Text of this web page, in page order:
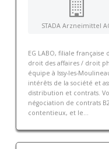
STADA Arzneimittel
EG LABO, filiale française
droit des affaires / droit
équipe à Issy-les-
intérêts de la société et
distribution et contrats.
négociation de contrats
contentieux, et le...